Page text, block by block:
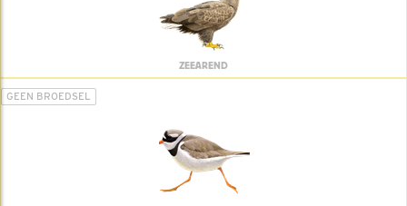
ZEEAREND
GEEN BROEDSEL